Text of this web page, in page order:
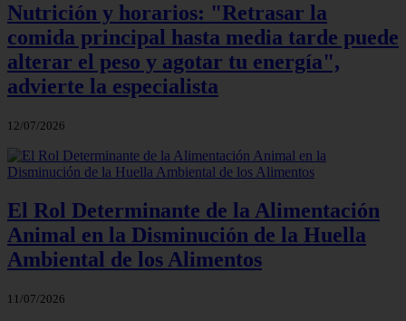
Nutrición y horarios: "Retrasar la
comida principal hasta media tarde puede
alterar el peso y agotar tu energía",
advierte la especialista
12/07/2026
El Rol Determinante de la Alimentación
Animal en la Disminución de la Huella
Ambiental de los Alimentos
11/07/2026